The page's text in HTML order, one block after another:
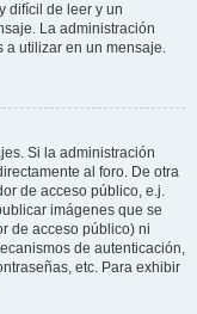
difícil de leer y un
La administración
a utilizar en un mensaje.
Si la administración
al foro. De otra
de acceso público, e.j.
imágenes que se
de acceso público) ni
de autenticación,
etc. Para exhibir